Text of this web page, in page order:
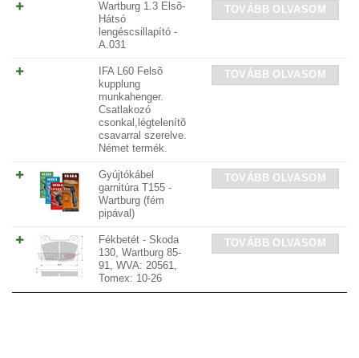
Wartburg 1.3 Elsõ-
Hátsó
lengéscsillapító -
A.031
TOVÁBB OLVASOM
IFA L60 Felsõ
kupplung
munkahenger.
Csatlakozó
csonkal,légtelenítõ
csavarral szerelve.
Német termék.
TOVÁBB OLVASOM
Gyújtókábel
garnitúra T155 -
Wartburg (fém
pipával)
TOVÁBB OLVASOM
Fékbetét - Skoda
130, Wartburg 85-
91, WVA: 20561,
Tomex: 10-26
TOVÁBB OLVASOM